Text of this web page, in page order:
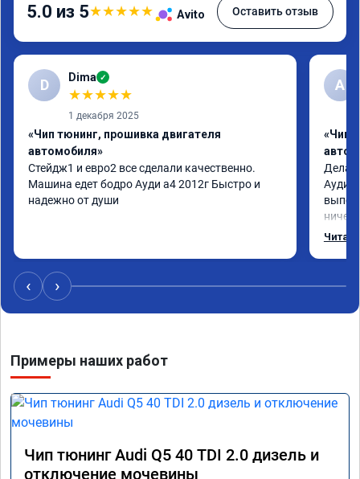
5.0 из 5★★★★★ Avito Оставить отзыв
D Dima ✓
★★★★★
1 декабря 2025
«Чип тюнинг, прошивка двигателя
автомобиля»
Стейдж1 и евро2 все сделали качественно.
Машина едет бодро Ауди а4 2012г Быстро и
надежно от души
А
«Чип
Делал
‹ ›
Примеры наших работ
Чип тюнинг Audi Q5 40 TDI 2.0 дизель и
отключение мочевины